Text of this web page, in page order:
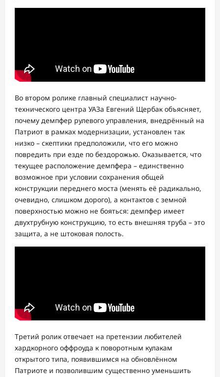
Во втором ролике главный специалист научно-
технического центра УАЗа Евгений Щербак объясняет,
почему демпфер рулевого управления, внедрённый на
Патриот в рамках модернизации, установлен так
низко – скептики предположили, что его можно
повредить при езде по бездорожью. Оказывается, что
текущее расположение демпфера – единственно
возможное при условии сохранения общей
конструкции переднего моста (менять её радикально,
очевидно, слишком дорого), а контактов с земной
поверхностью можно не бояться: демпфер имеет
двухтрубную конструкцию, то есть внешняя труба – это
защита, а не штоковая полость.
Третий ролик отвечает на претензии любителей
хардкорного оффроуда к поворотным кулакам
открытого типа, появившимся на обновлённом
Патриоте и позволившим существенно уменьшить